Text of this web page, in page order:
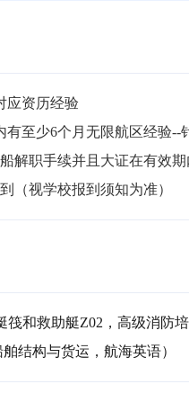
应资历经验
有至少6个月无限航区经验--
解职手续并且大证在有效
（视学校报到须知为准）
筏和救助艇Z02，高级消防
结构与货运，航海英语）